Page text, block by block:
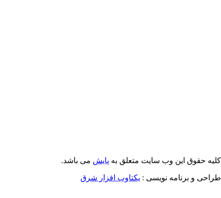
حقوق این وب سایت متعلق بهپایشمی باشد.
و برنامه نویسی : یکتاوب افزار شرق